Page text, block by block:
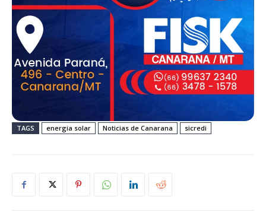
TAGS energia solar Noticias de Canarana sicredi